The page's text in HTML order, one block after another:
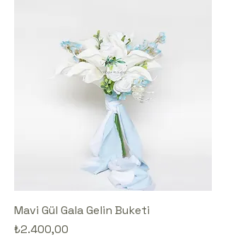
Mavi Gül Gala Gelin Buketi
Fiyat
₺2.400,00